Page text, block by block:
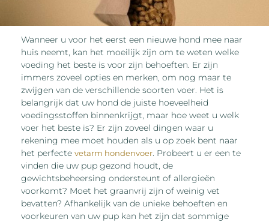
Wanneer u voor het eerst een nieuwe hond mee naar
huis neemt, kan het moeilijk zijn om te weten welke
voeding het beste is voor zijn behoeften. Er zijn
immers zoveel opties en merken, om nog maar te
zwijgen van de verschillende soorten voer. Het is
belangrijk dat uw hond de juiste hoeveelheid
voedingsstoffen binnenkrijgt, maar hoe weet u welk
voer het beste is? Er zijn zoveel dingen waar u
rekening mee moet houden als u op zoek bent naar
het perfectevetarm hondenvoer. Probeert u er een te
vinden die uw pup gezond houdt, de
gewichtsbeheersing ondersteunt of allergieën
voorkomt? Moet het graanvrij zijn of weinig vet
bevatten? Afhankelijk van de unieke behoeften en
voorkeuren van uw pup kan het zijn dat sommige